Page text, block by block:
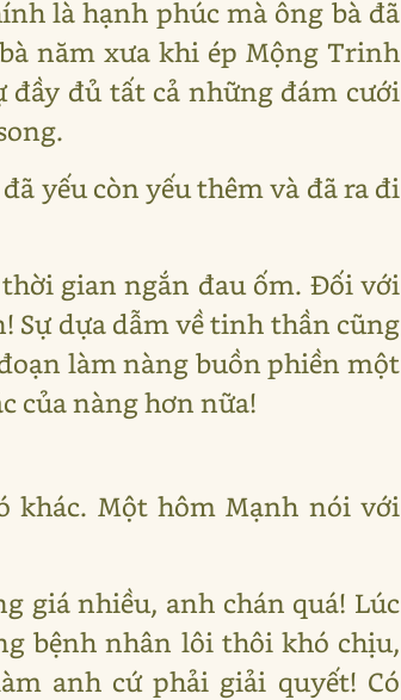
là hạnh phúc mà ông bà đã
năm xưa khi ép Mộng Trinh
đầy đủ tất cả những đám cưới
yếu còn yếu thêm và đã ra đi
gian ngắn đau ốm. Đối với
Sự dựa dẫm về tinh thần cũng
làm nàng buồn phiền một
của nàng hơn nữa!
khác. Một hôm Mạnh nói với
giá nhiều, anh chán quá! Lúc
bệnh nhân lôi thôi khó chịu,
anh cứ phải giải quyết! Có